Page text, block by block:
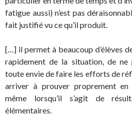
fatigue aussi) n’est pas
fait justifié vu ce qu’il produit.
[…] il permet à beaucoup d’élèves
rapidement de la situation, de
toute envie de faire les efforts de
arriver à prouver proprement en
même lorsqu’il s’agit de
élémentaires.